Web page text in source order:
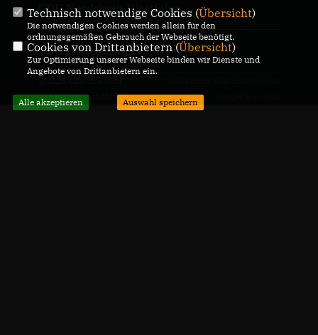
CDU Nordrhein-Westfalen
CDU Deutschlands
Alle Rechte vorbehalten.
Technisch notwendige Cookies (Übersicht)
Die notwendigen Cookies werden allein für den
ordnungsgemäßen Gebrauch der Webseite benötigt.
Cookies von Drittanbietern (Übersicht)
Zur Optimierung unserer Webseite binden wir Dienste und
Angebote von Drittanbietern ein.
Alle akzeptieren Auswahl speichern